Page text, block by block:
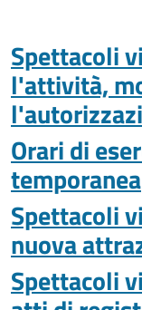
Spettacoli
l'attività,
Orari di
temporanea
Spettacoli
nuova
Spettacoli